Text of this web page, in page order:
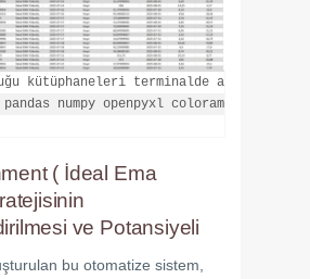
kütüphaneleri terminalde
numpy openpyxl colorama
( İdeal Ema
ve Potansiyeli
bu otomatize sistem,